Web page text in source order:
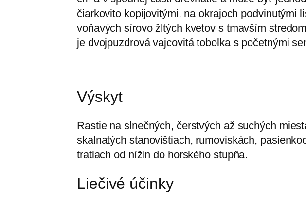
čiarkovito kopijovitými, na okrajoch podvinutými
voňavých sírovo žltých kvetov s tmavším
je dvojpuzdrová vajcovitá tobolka s početnými
Výskyt
Rastie na slnečných, čerstvých až suchých
skalnatých stanovištiach, rumoviskách,
tratiach od nížin do horského stupňa.
Liečivé účinky